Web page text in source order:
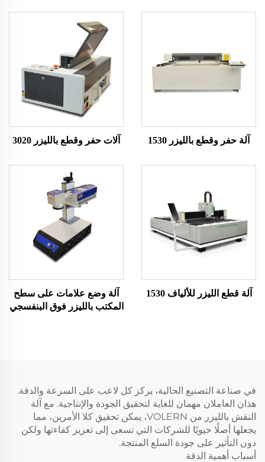
آلة حفر وقطع بالليزر 1530 آلات حفر وقطع بالليزر 3020
آلة قطع الليزر للألياف 1530
آلة وضع علامات على سطح
المكتب بالليزر فوق البنفسجي
في صناعة التصنيع الحالية، يركز كل لاعب على السرعة والدقة.
هذان العاملان مهمان للغاية لتحقيق الجودة والإنتاجية. مع آلة
النقش بالليزر من VOLERN، يمكن تحقيق كلا الأمرين، مما
يجعلها أصلًا حيويًا للشركات التي تسعى إلى تعزيز كفاءتها ولكن
دون التأثير على جودة السلع المنتجة.
أسباب أهمية الدقة